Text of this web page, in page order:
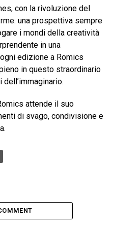
con la rivoluzione del
una prospettiva sempre
i mondi della creatività
in una
edizione a Romics
in questo straordinario
attende il suo
di svago, condivisione e